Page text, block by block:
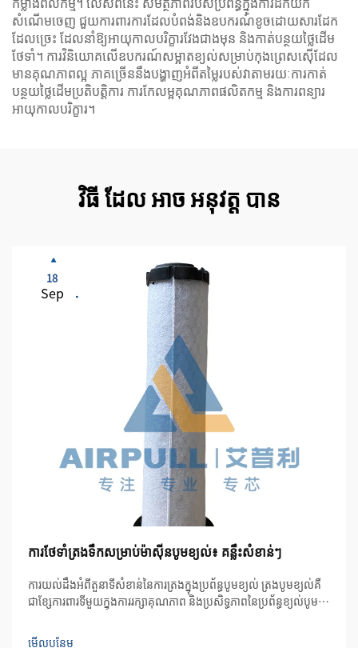
សំណើម​ចេញ ជួយ​ការពារ​ការ​ដែល​បំពង់​និង​ឧបករណ៍​ខូច​ដោយ​សារ​ដែក​
ដែល​ច្រេះ ដែល​នាំ​ឱ្យ​អាយុ​កាល​បរិក្ខារ​វែង​ជាង​មុន និង​កាត់​បន្ថយ​ថ្លៃ​ដើម​
ថែទាំ។ ការវិនិយោគ​លើ​ឧបករណ៍​សម្អាត​ខ្យល់​សម្រាប់​កុងព្រេសស៊ើ​ដែល​
មាន​គុណភាព​ល្អ ភាគច្រើន​នឹង​បង្ហាញ​អំពី​តម្លៃ​របស់​វា​តាម​រយៈ​ការ​កាត់​
បន្ថយ​ថ្លៃ​ដើម​ប្រតិបត្តិការ ការ​កែលម្អ​គុណភាព​ផលិតកម្ម និង​ការ​ពន្យារ​
អាយុ​កាល​បរិក្ខារ។
វិធី ដែល អាច អនុវត្ត បាន
18
Sep
ការថែទាំត្រងទឹកសម្រាប់ម៉ាស៊ីនបូមខ្យល់៖ គន្លឹះសំខាន់ៗ
ការយល់ដឹងអំពីតួនាទីសំខាន់នៃការត្រងក្នុងប្រព័ន្ធបូមខ្យល់ ត្រង​បូម​ខ្យល់​គឺ​
ជា​ខ្សែ​ការពារ​ទី​មួយ​ក្នុង​ការ​រក្សាគុណភាព និង​ប្រសិទ្ធភាព​នៃ​ប្រព័ន្ធ​ខ្យល់​បូម។
មើលបន្ថែម